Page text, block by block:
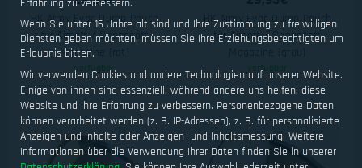
HK Army Evac Dump Pouch
für Airsoft / Speedsoft
Magazine (rot)
verfügbar
HK Army Evac Dump Pouch
für Airsoft / Speedsoft
verfügbar
Erfahrung zu verbessern.
Wenn Sie unter 16 Jahre alt sind und Ihre Zustimmung zu freiwilligen
Diensten geben möchten, müssen Sie Ihre Erziehungsberechtigten um
Erlaubnis bitten.
Wir verwenden Cookies und andere Technologien auf unserer Website.
Einige von ihnen sind essenziell, während andere uns helfen, diese
Website und Ihre Erfahrung zu verbessern. Personenbezogene Daten
können verarbeitet werden (z. B. IP-Adressen), z. B. für personalisierte
Anzeigen und Inhalte oder Anzeigen- und Inhaltsmessung. Weitere
Informationen über die Verwendung Ihrer Daten finden Sie in unserer